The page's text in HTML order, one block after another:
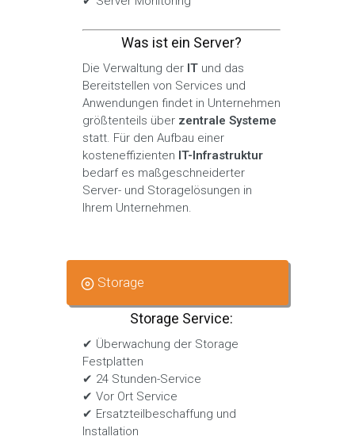
Was ist ein Server?
Die Verwaltung der IT und das
Bereitstellen von Services und
Anwendungen findet in Unternehmen
größtenteils über zentrale Systeme
statt. Für den Aufbau einer
kosteneffizienten IT-Infrastruktur
bedarf es maßgeschneiderter
Server- und Storagelösungen in
Ihrem Unternehmen.
Storage
Storage Service:
✔ Überwachung der Storage
Festplatten
✔ 24 Stunden-Service
✔ Vor Ort Service
✔ Ersatzteilbeschaffung und
Installation